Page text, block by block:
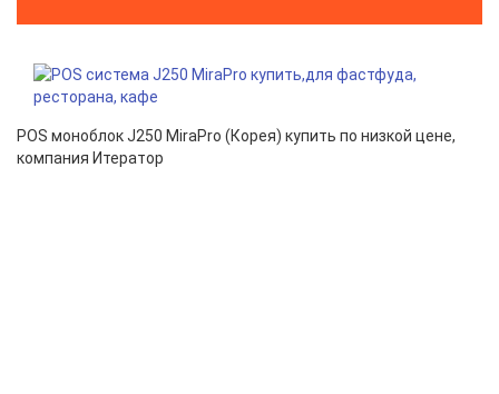
POS моноблок J250 MiraPro (Корея) купить по низкой цене,
компания Итератор